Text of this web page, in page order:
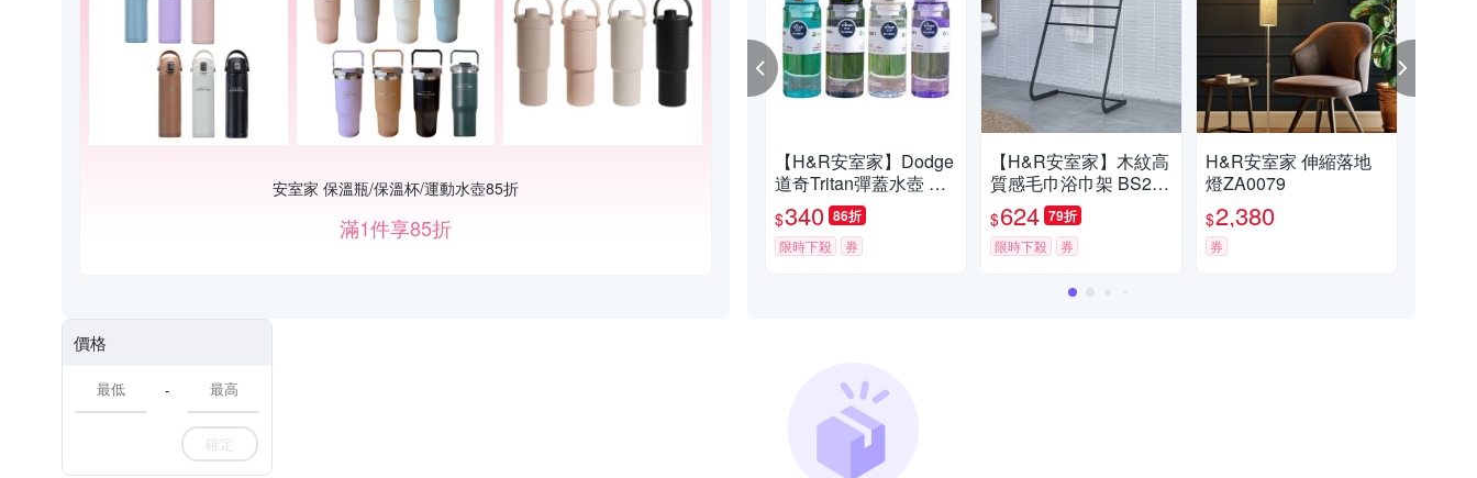
安室家 保溫瓶/保溫杯/運動水壺85折
滿1件享85折
【H&R安室家】Dodge
道奇Tritan彈蓋水壺 運
動水壺680ml(H10)
$340 86折
限時下殺 券
【H&R安室家】木紋高
質感毛巾浴巾架 BS213
W
$624 79折
限時下殺 券
H&R安室家 伸縮落地
燈ZA0079
$2,380
券
價格
-
確定